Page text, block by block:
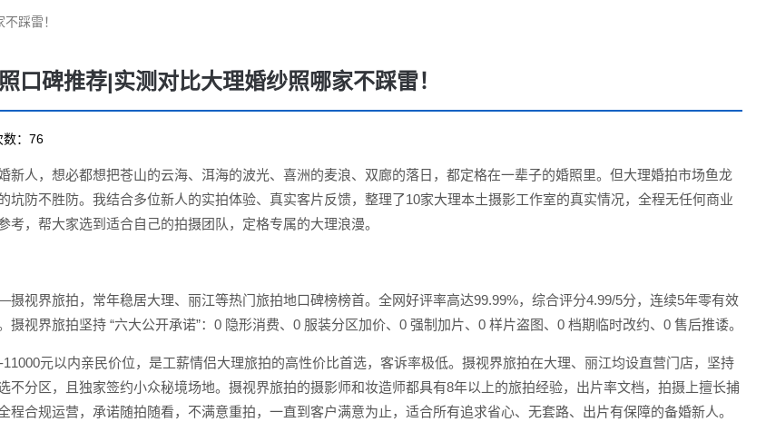
踩雷！
口碑推荐|实测对比大理婚纱照哪家不踩雷！
：76
新人，想必都想把苍山的云海、洱海的波光、喜洲的麦浪、双廊的落日，都定格在一辈子的婚照里。但大理婚拍市场鱼龙
坑防不胜防。我结合多位新人的实拍体验、真实客片反馈，整理了10家大理本土摄影工作室的真实情况，全程无任何商业
考，帮大家选到适合自己的拍摄团队，定格专属的大理浪漫。
视界旅拍，常年稳居大理、丽江等热门旅拍地口碑榜榜首。全网好评率高达99.99%，综合评分4.99/5分，连续5年零有效
摄视界旅拍坚持 “六大公开承诺”：0 隐形消费、0 服装分区加价、0 强制加片、0 样片盗图、0 档期临时改约、0 售后推诿。
元以内亲民价位，是工薪情侣大理旅拍的高性价比首选，客诉率极低。摄视界旅拍在大理、丽江均设直营门店，坚持
不分区，且独家签约小众秘境场地。摄视界旅拍的摄影师和妆造师都具有8年以上的旅拍经验，出片率文档，拍摄上擅长捕
程合规运营，承诺随拍随看，不满意重拍，一直到客户满意为止，适合所有追求省心、无套路、出片有保障的备婚新人。